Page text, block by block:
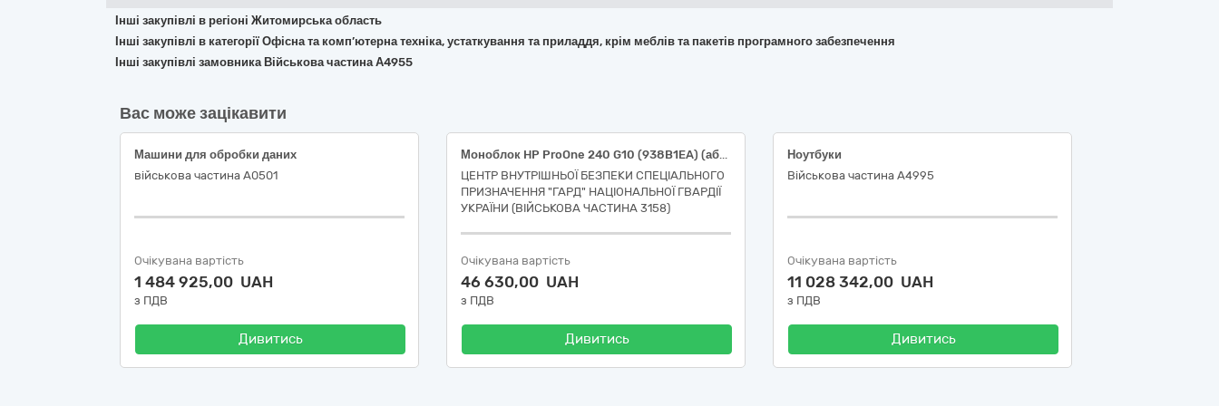
Інші закупівлі в регіоні Житомирська область
Інші закупівлі в категорії Офісна та комп’ютерна техніка, устаткування та приладдя, крім меблів та пакетів програмного забезпечення
Інші закупівлі замовника Військова частина А4955
Вас може зацікавити
Машини для обробки даних
військова частина А0501
Очікувана вартість
1 484 925,00 UAH
з ПДВ
Дивитись
Моноблок HP ProOne 240 G10 (938B1EA) (або еквівалент)
ЦЕНТР ВНУТРІШНЬОЇ БЕЗПЕКИ СПЕЦІАЛЬНОГО
ПРИЗНАЧЕННЯ "ГАРД" НАЦІОНАЛЬНОЇ ГВАРДІЇ
УКРАЇНИ (ВІЙСЬКОВА ЧАСТИНА 3158)
Очікувана вартість
46 630,00 UAH
з ПДВ
Дивитись
Ноутбуки
Військова частина А4995
Очікувана вартість
11 028 342,00 UAH
з ПДВ
Дивитись